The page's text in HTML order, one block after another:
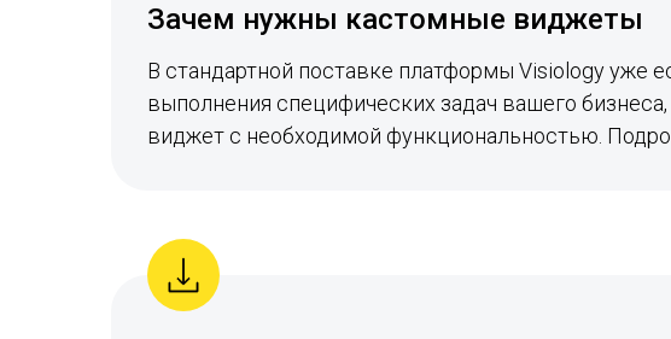
Зачем нужны кастомные виджеты
В стандартной поставке платформы Visiology уже
выполнения специфических задач вашего
виджет с необходимой функциональностью.